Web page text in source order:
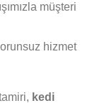
müşteri
hizmet
kedi